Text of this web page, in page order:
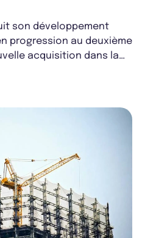
son développement
progression au deuxième
acquisition dans la
de...